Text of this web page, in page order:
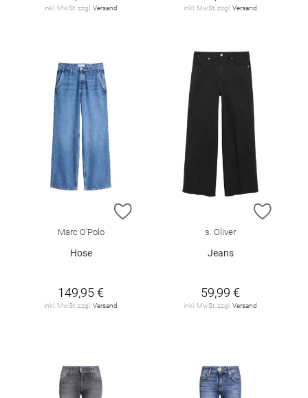
inkl. MwSt. zzgl. Versand inkl. MwSt. zzgl. Versand
ZUR WUNSCHLISTE HINZUFÜGEN
Marc O'Polo
Hose
149,95 €
inkl. MwSt. zzgl. Versand
ZUR
s. Oliver
Jeans
59,99 €
inkl. MwSt. zzgl. Versand